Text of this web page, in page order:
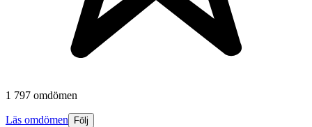
1 797 omdömen
Läs omdömen Följ